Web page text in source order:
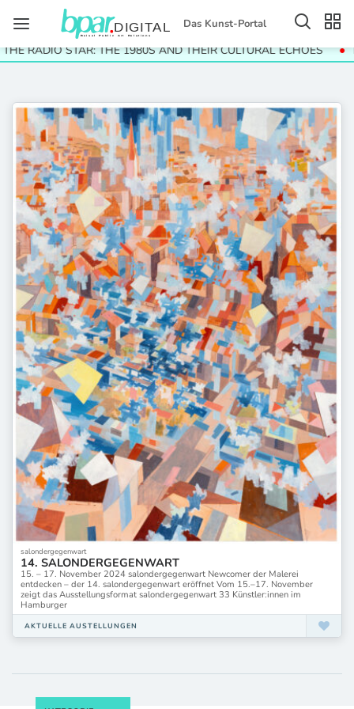
Das Kunst-Portal
RADIO STAR: THE 1980S AND THEIR CULTURAL ECHOES
salondergegenwart
14. SALONDERGEGENWART
15. – 17. November 2024 salondergegenwart Newcomer der Malerei
entdecken – der 14. salondergegenwart eröffnet Vom 15.–17. November
zeigt das Ausstellungsformat salondergegenwart 33 Künstler:innen im
Hamburger
AKTUELLE AUSTELLUNGEN